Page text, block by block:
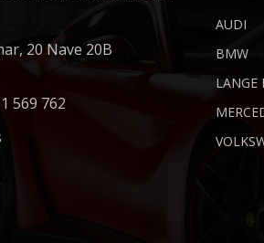
20 Nave 20B
569 762
AUDI
BMW
LANGE